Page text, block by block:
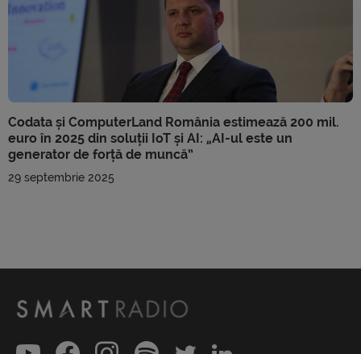
Codata și ComputerLand România estimează 200 mil.
euro în 2025 din soluții IoT și AI: „AI-ul este un
generator de forță de muncă”
29 septembrie 2025